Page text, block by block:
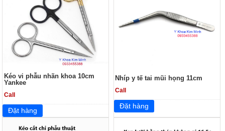
Kéo vi phẫu nhãn khoa 10cm
Yankee
Call
Nhíp y tế tai mũi họng 11cm
Call